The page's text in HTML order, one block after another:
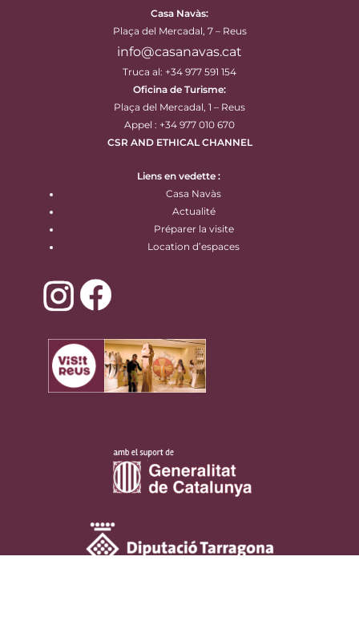
Casa Navàs:
Plaça del Mercadal, 7 – Reus
info@casanavas.cat
Truca al: +34 977 591 154
Oficina de Turisme:
Plaça del Mercadal, 1 – Reus
Appel : +34 977 010 670
CSR AND ETHICAL CHANNEL
Liens en vedette :
Casa Navàs
Actualité
Préparer la visite
Location d’espaces